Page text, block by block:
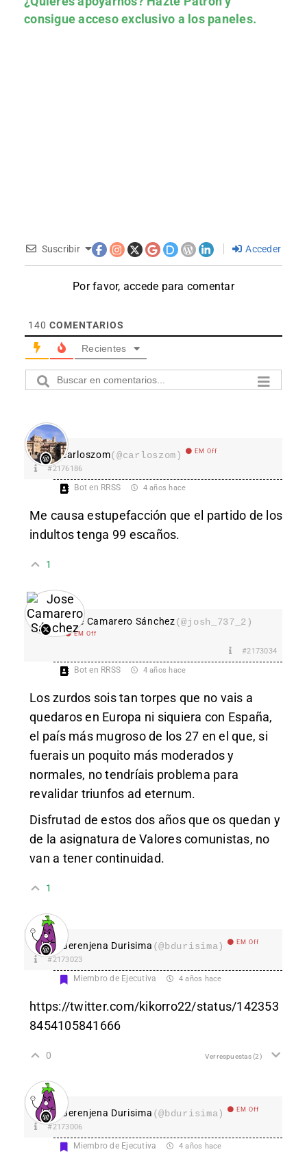
consigue acceso exclusivo a los paneles.
Suscribir Acceder
Por favor, accede para comentar
140 COMENTARIOS
Recientes
carloszom(@carloszom) EM Off
#2176186
Bot en RRSS 4 años hace
Me causa estupefacción que el partido de los
indultos tenga 99 escaños.
1
Jose Camarero Sánchez(@josh_737_2)
EM Off
#2173034
Bot en RRSS 4 años hace
Los zurdos sois tan torpes que no vais a
quedaros en Europa ni siquiera con España,
el país más mugroso de los 27 en el que, si
fuerais un poquito más moderados y
normales, no tendríais problema para
revalidar triunfos ad eternum.
Disfrutad de estos dos años que os quedan y
de la asignatura de Valores comunistas, no
van a tener continuidad.
1
Berenjena Durisima (@bdurisima) EM Off
#2173023
Miembro de Ejecutiva 4 años hace
https://twitter.com/kikorro22/status/142353
8454105841666
0 Ver respuestas(2)
Berenjena Durisima (@bdurisima) EM Off
#2173006
Miembro de Ejecutiva 4 años hace